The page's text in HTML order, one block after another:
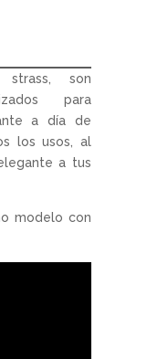
strass, son
para
a día de
los usos, al
a tus
modelo con